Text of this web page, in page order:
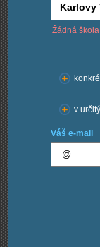
Žádná
v
Váš e-mail